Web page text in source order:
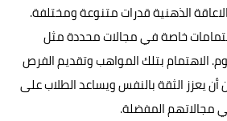
الذهنية قدرات متنوعة ومختلفة.
خاصة في مجالات محددة مثل
الاهتمام بتلك المواهب وتقديم الفرص
يعزز الثقة بالنفس ويساعد الطلاب على
مجالاتهم المفضلة.